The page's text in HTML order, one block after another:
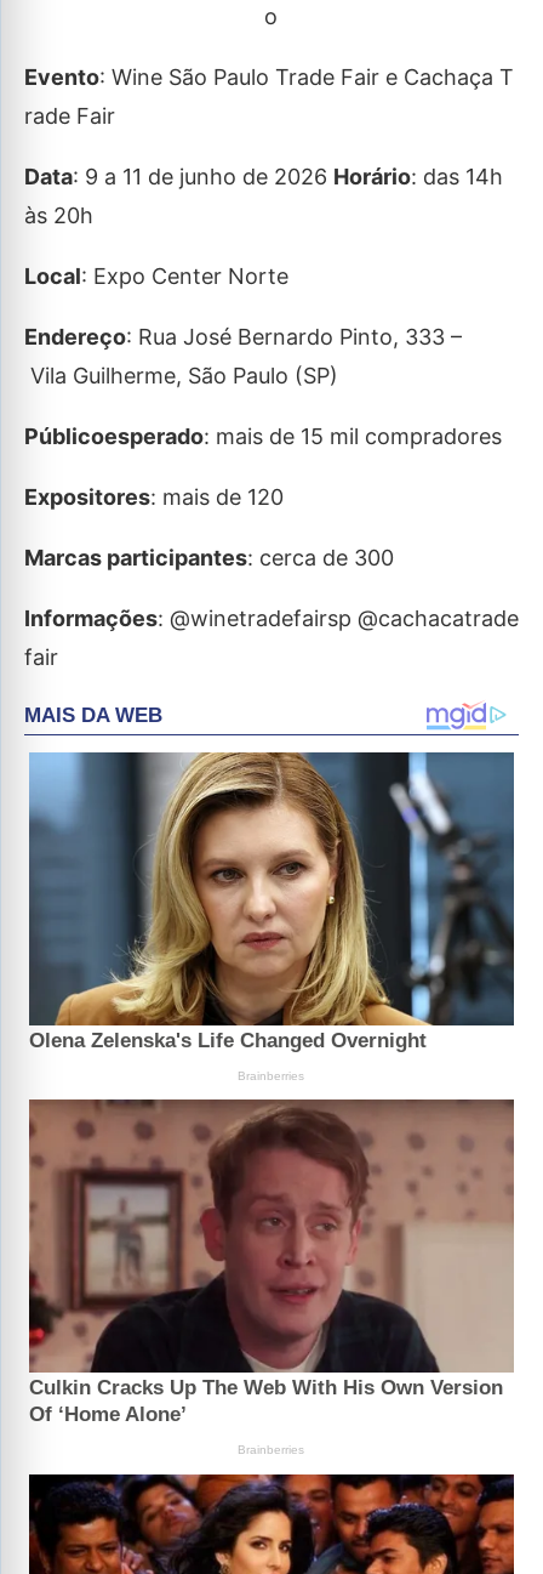
o
Evento: Wine São Paulo Trade Fair e Cachaça T
rade Fair
Data: 9 a 11 de junho de 2026 Horário: das 14h
às 20h
Local: Expo Center Norte
Endereço: Rua José Bernardo Pinto, 333 –
Vila Guilherme, São Paulo (SP)
Públicoesperado: mais de 15 mil compradores
Expositores: mais de 120
Marcas participantes: cerca de 300
Informações: @winetradefairsp @cachacatrade
fair